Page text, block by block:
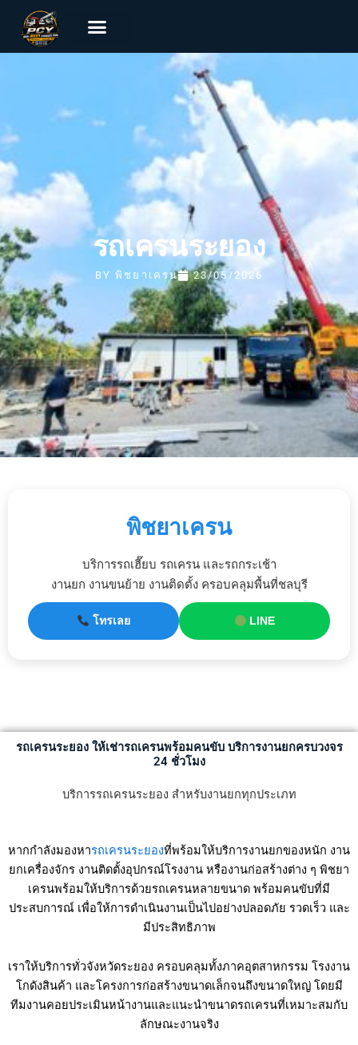
รถเครนระยอง
BY พิชยาเครน 23/05/2026
พิชยาเครน
บริการรถเฮี๊ยบ รถเครน และรถกระเช้า
งานยก งานขนย้าย งานติดตั้ง ครอบคลุมพื้นที่ชลบุรี
โทรเลย LINE
รถเครนระยอง ให้เช่ารถเครนพร้อมคนขับ บริการงานยกครบวงจร
24 ชั่วโมง
บริการรถเครนระยอง สำหรับงานยกทุกประเภท
หากกำลังมองหารถเครนระยองที่พร้อมให้บริการงานยกของหนัก งาน
ยกเครื่องจักร งานติดตั้งอุปกรณ์โรงงาน หรืองานก่อสร้างต่าง ๆ พิชยา
เครนพร้อมให้บริการด้วยรถเครนหลายขนาด พร้อมคนขับที่มี
ประสบการณ์ เพื่อให้การดำเนินงานเป็นไปอย่างปลอดภัย รวดเร็ว และ
มีประสิทธิภาพ
เราให้บริการทั่วจังหวัดระยอง ครอบคลุมทั้งภาคอุตสาหกรรม โรงงาน
โกดังสินค้า และโครงการก่อสร้างขนาดเล็กจนถึงขนาดใหญ่ โดยมี
ทีมงานคอยประเมินหน้างานและแนะนำขนาดรถเครนที่เหมาะสมกับ
ลักษณะงานจริง